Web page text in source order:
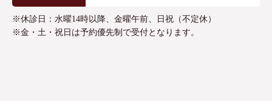
※休診日：水曜14時以降、金曜午前、日祝（不定休）
※金・土・祝日は予約優先制で受付となります。